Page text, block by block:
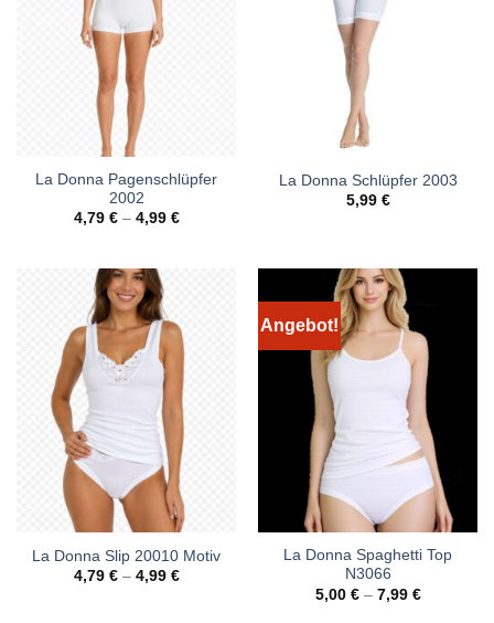
La Donna Pagenschlüpfer
2002
4,79 €– 4,99 €
La Donna Schlüpfer 2003
5,99 €
La Donna Slip 20010 Motiv
4,79 €– 4,99 €
Angebot!
La Donna Spaghetti Top
N3066
5,00 €– 7,99 €